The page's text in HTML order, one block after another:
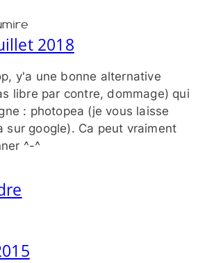
2018
y'a une bonne alternative
libre par contre, dommage) qui
: photopea (je vous laisse
sur google). Ca peut vraiment
^-^